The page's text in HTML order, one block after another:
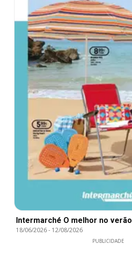
Intermarché O melhor no verão
18/06/2026- 12/08/2026
PUBLICIDADE